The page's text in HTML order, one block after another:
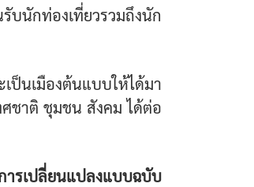
บนักท่องเที่ยวรวมถึงนัก
ป็นเมืองต้นแบบให้ได้มา
ศชาติ ชุมชน สังคม ได้ต่อ
ารเปลี่ยนแปลงแบบฉบับ